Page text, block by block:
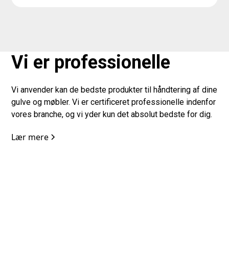
Vi er professionelle
Vi anvender kan de bedste produkter til håndtering af dine
gulve og møbler. Vi er certificeret professionelle indenfor
vores branche, og vi yder kun det absolut bedste for dig.
Lær mere